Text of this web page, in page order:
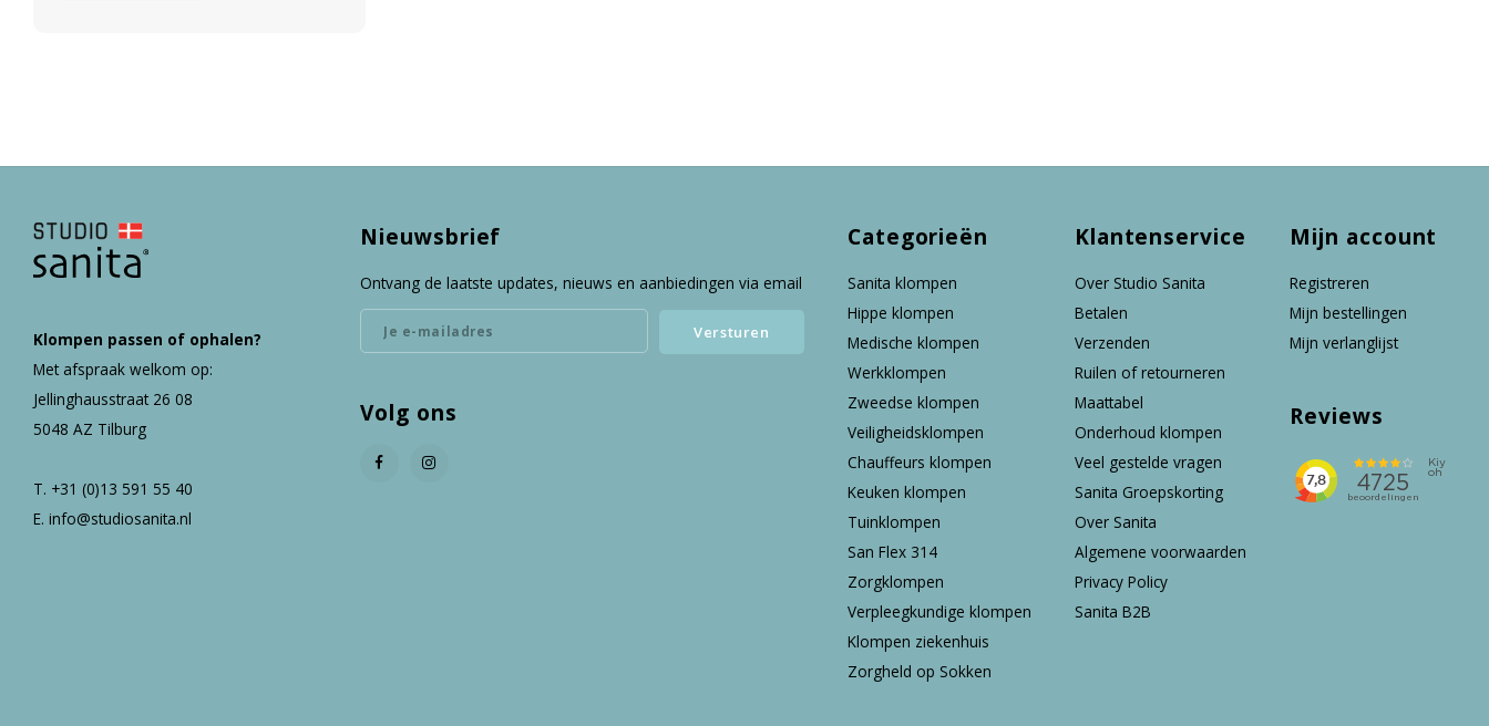
Klompen passen of ophalen?
Met afspraak welkom op:
Jellinghausstraat 26 08
5048 AZ Tilburg
T. +31 (0)13 591 55 40
E. info@studiosanita.nl
Nieuwsbrief
Ontvang de laatste updates, nieuws en aanbiedingen via email
Versturen
Volg ons
Categorieën
Sanita klompen
Hippe klompen
Medische klompen
Werkklompen
Zweedse klompen
Veiligheidsklompen
Chauffeurs klompen
Keuken klompen
Tuinklompen
San Flex 314
Zorgklompen
Verpleegkundige klompen
Klompen ziekenhuis
Zorgheld op Sokken
Klantenservice
Over Studio Sanita
Betalen
Verzenden
Ruilen of retourneren
Maattabel
Onderhoud klompen
Veel gestelde vragen
Sanita Groepskorting
Over Sanita
Algemene voorwaarden
Privacy Policy
Sanita B2B
Mijn account
Registreren
Mijn bestellingen
Mijn verlanglijst
Reviews